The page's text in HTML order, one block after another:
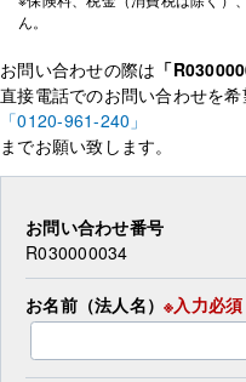
ん。
お問い合わせの際は 「
直接電話でのお問い合わせを希
「0120-961-240」
までお願い致します。
お問い合わせ番号
R030000034
お名前（法人名） ※入力必須